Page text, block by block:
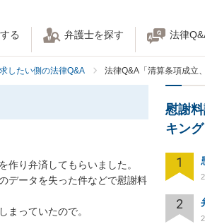
る 弁護士を探す 法律
したい側の法律Q&A 法律Q&A「清算条項成立
り弁済してもらいました。
データを失った件などで慰謝料
まっていたので。
慰謝
キング
1
2